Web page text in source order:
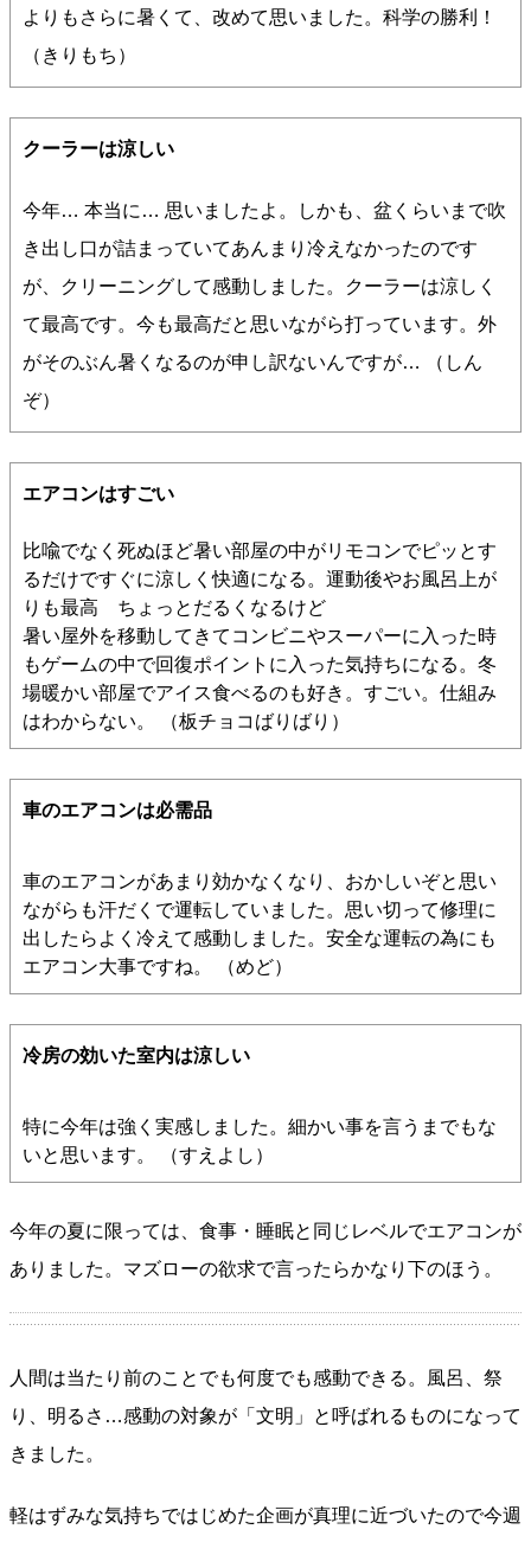
よりもさらに暑くて、改めて思いました。科学の勝利！
（きりもち）
クーラーは涼しい
今年… 本当に… 思いましたよ。しかも、盆くらいまで吹
き出し口が詰まっていてあんまり冷えなかったのです
が、クリーニングして感動しました。クーラーは涼しく
て最高です。今も最高だと思いながら打っています。外
がそのぶん暑くなるのが申し訳ないんですが… （しん
ぞ）
エアコンはすごい
比喩でなく死ぬほど暑い部屋の中がリモコンでピッとす
るだけですぐに涼しく快適になる。運動後やお風呂上が
りも最高 ちょっとだるくなるけど
暑い屋外を移動してきてコンビニやスーパーに入った時
もゲームの中で回復ポイントに入った気持ちになる。冬
場暖かい部屋でアイス食べるのも好き。すごい。仕組み
はわからない。 （板チョコばりばり）
車のエアコンは必需品
車のエアコンがあまり効かなくなり、おかしいぞと思い
ながらも汗だくで運転していました。思い切って修理に
出したらよく冷えて感動しました。安全な運転の為にも
エアコン大事ですね。 （めど）
冷房の効いた室内は涼しい
特に今年は強く実感しました。細かい事を言うまでもな
いと思います。 （すえよし）
今年の夏に限っては、食事・睡眠と同じレベルでエアコンが
ありました。マズローの欲求で言ったらかなり下のほう。
人間は当たり前のことでも何度でも感動できる。風呂、祭
り、明るさ…感動の対象が「文明」と呼ばれるものになって
きました。
軽はずみな気持ちではじめた企画が真理に近づいたので今週